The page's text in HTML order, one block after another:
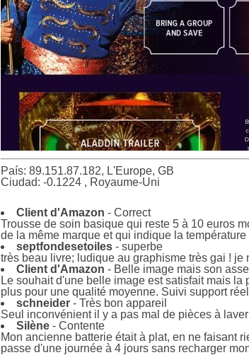
País: 89.151.87.182, L'Europe, GB
Ciudad: -0.1224 , Royaume-Uni
Client d'Amazon - Correct
Trousse de soin basique qui reste 5 à 10 euros
de la même marque et qui indique la
septfondesetoiles - superbe
très beau livre; ludique au graphisme très gai !
Client d'Amazon - Belle image mais son
Le souhait d'une belle image est satisfait mais
plus pour une qualité moyenne. Suivi support
schneider - Très bon appareil
Seul inconvénient il y a pas mal de pièces à
Silène - Contente
Mon ancienne batterie était à plat, en ne faisant
passe d'une journée à 4 jours sans recharger